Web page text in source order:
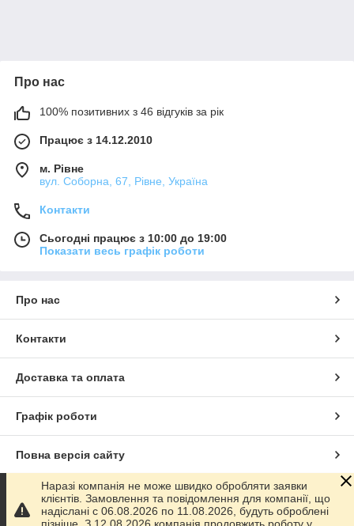
Про нас
100% позитивних з 46 відгуків за рік
Працює з 14.12.2010
м. Рівне
вул. Соборна, 67, Рівне, Україна
Контакти
Сьогодні працює з 10:00 до 19:00
Показати весь графік роботи
Про нас
Контакти
Доставка та оплата
Графік роботи
Повна версія сайту
Сайт створено на маркетплейсіProm.ua
Наразі компанія не може швидко обробляти заявки
клієнтів. Замовлення та повідомлення для компанії, що
надіслані с 06.08.2026 по 11.08.2026, будуть оброблені